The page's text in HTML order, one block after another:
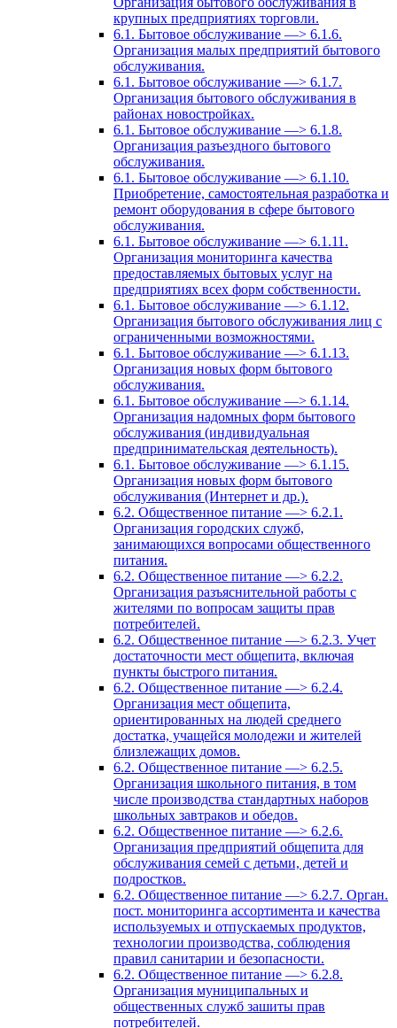
крупных предприятиях торговли.
6.1. Бытовое обслуживание —> 6.1.6.
Организация малых предприятий бытового
обслуживания.
6.1. Бытовое обслуживание —> 6.1.7.
Организация бытового обслуживания в
районах новостройках.
6.1. Бытовое обслуживание —> 6.1.8.
Организация разъездного бытового
обслуживания.
6.1. Бытовое обслуживание —> 6.1.10.
Приобретение, самостоятельная разработка и
ремонт оборудования в сфере бытового
обслуживания.
6.1. Бытовое обслуживание —> 6.1.11.
Организация мониторинга качества
предоставляемых бытовых услуг на
предприятиях всех форм собственности.
6.1. Бытовое обслуживание —> 6.1.12.
Организация бытового обслуживания лиц с
ограниченными возможностями.
6.1. Бытовое обслуживание —> 6.1.13.
Организация новых форм бытового
обслуживания.
6.1. Бытовое обслуживание —> 6.1.14.
Организация надомных форм бытового
обслуживания (индивидуальная
предпринимательская деятельность).
6.1. Бытовое обслуживание —> 6.1.15.
Организация новых форм бытового
обслуживания (Интернет и др.).
6.2. Общественное питание —> 6.2.1.
Организация городских служб,
занимающихся вопросами общественного
питания.
6.2. Общественное питание —> 6.2.2.
Организация разъяснительной работы с
жителями по вопросам защиты прав
потребителей.
6.2. Общественное питание —> 6.2.3. Учет
достаточности мест общепита, включая
пункты быстрого питания.
6.2. Общественное питание —> 6.2.4.
Организация мест общепита,
ориентированных на людей среднего
достатка, учащейся молодежи и жителей
близлежащих домов.
6.2. Общественное питание —> 6.2.5.
Организация школьного питания, в том
числе производства стандартных наборов
школьных завтраков и обедов.
6.2. Общественное питание —> 6.2.6.
Организация предприятий общепита для
обслуживания семей с детьми, детей и
подростков.
6.2. Общественное питание —> 6.2.7. Орган.
пост. мониторинга ассортимента и качества
используемых и отпускаемых продуктов,
технологии производства, соблюдения
правил санитарии и безопасности.
6.2. Общественное питание —> 6.2.8.
Организация муниципальных и
общественных служб зашиты прав
потребителей.